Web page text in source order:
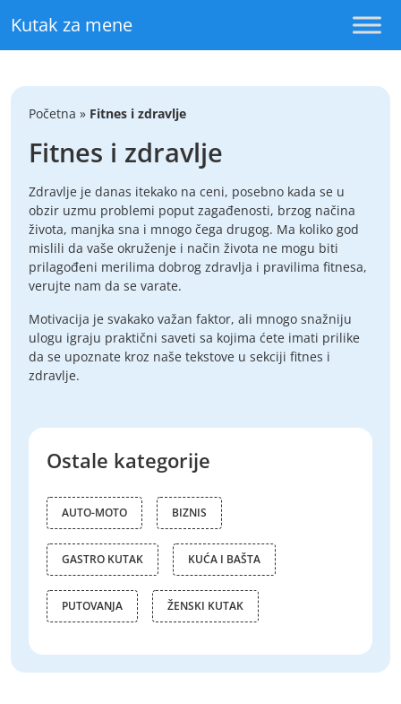
Kutak za mene
Početna » Fitnes i zdravlje
Fitnes i zdravlje
Zdravlje je danas itekako na ceni, posebno kada se u
obzir uzmu problemi poput zagađenosti, brzog načina
života, manjka sna i mnogo čega drugog. Ma koliko god
mislili da vaše okruženje i način života ne mogu biti
prilagođeni merilima dobrog zdravlja i pravilima fitnesa,
verujte nam da se varate.
Motivacija je svakako važan faktor, ali mnogo snažniju
ulogu igraju praktični saveti sa kojima ćete imati prilike
da se upoznate kroz naše tekstove u sekciji fitnes i
zdravlje.
Ostale kategorije
AUTO-MOTO BIZNIS
GASTRO KUTAK KUĆA I BAŠTA
PUTOVANJA ŽENSKI KUTAK